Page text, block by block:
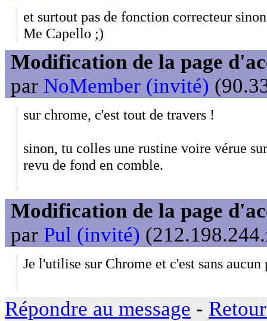
et surtout pas de fonction correcteur
Me Capello ;)
Modification de la page
par NoMember (invité)
sur chrome, c'est tout de travers !
sinon, tu colles une rustine voire vérue
revu de fond en comble.
Modification de la page
par Pul (invité)
Je l'utilise sur Chrome et c'est sans aucun
Répondre au message -